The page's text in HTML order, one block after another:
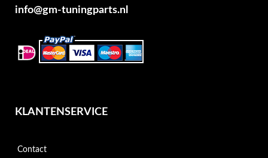
info@gm-tuningparts.nl
KLANTENSERVICE
Contact